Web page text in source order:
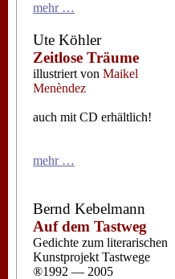
mehr …
Ute Köhler
Zeitlose Träume
illustriert von Maikel
Menèndez
auch mit CD erhältlich!
mehr …
Bernd Kebelmann
Auf dem Tastweg
Gedichte zum literarischen
Kunstprojekt Tastwege
®1992 — 2005